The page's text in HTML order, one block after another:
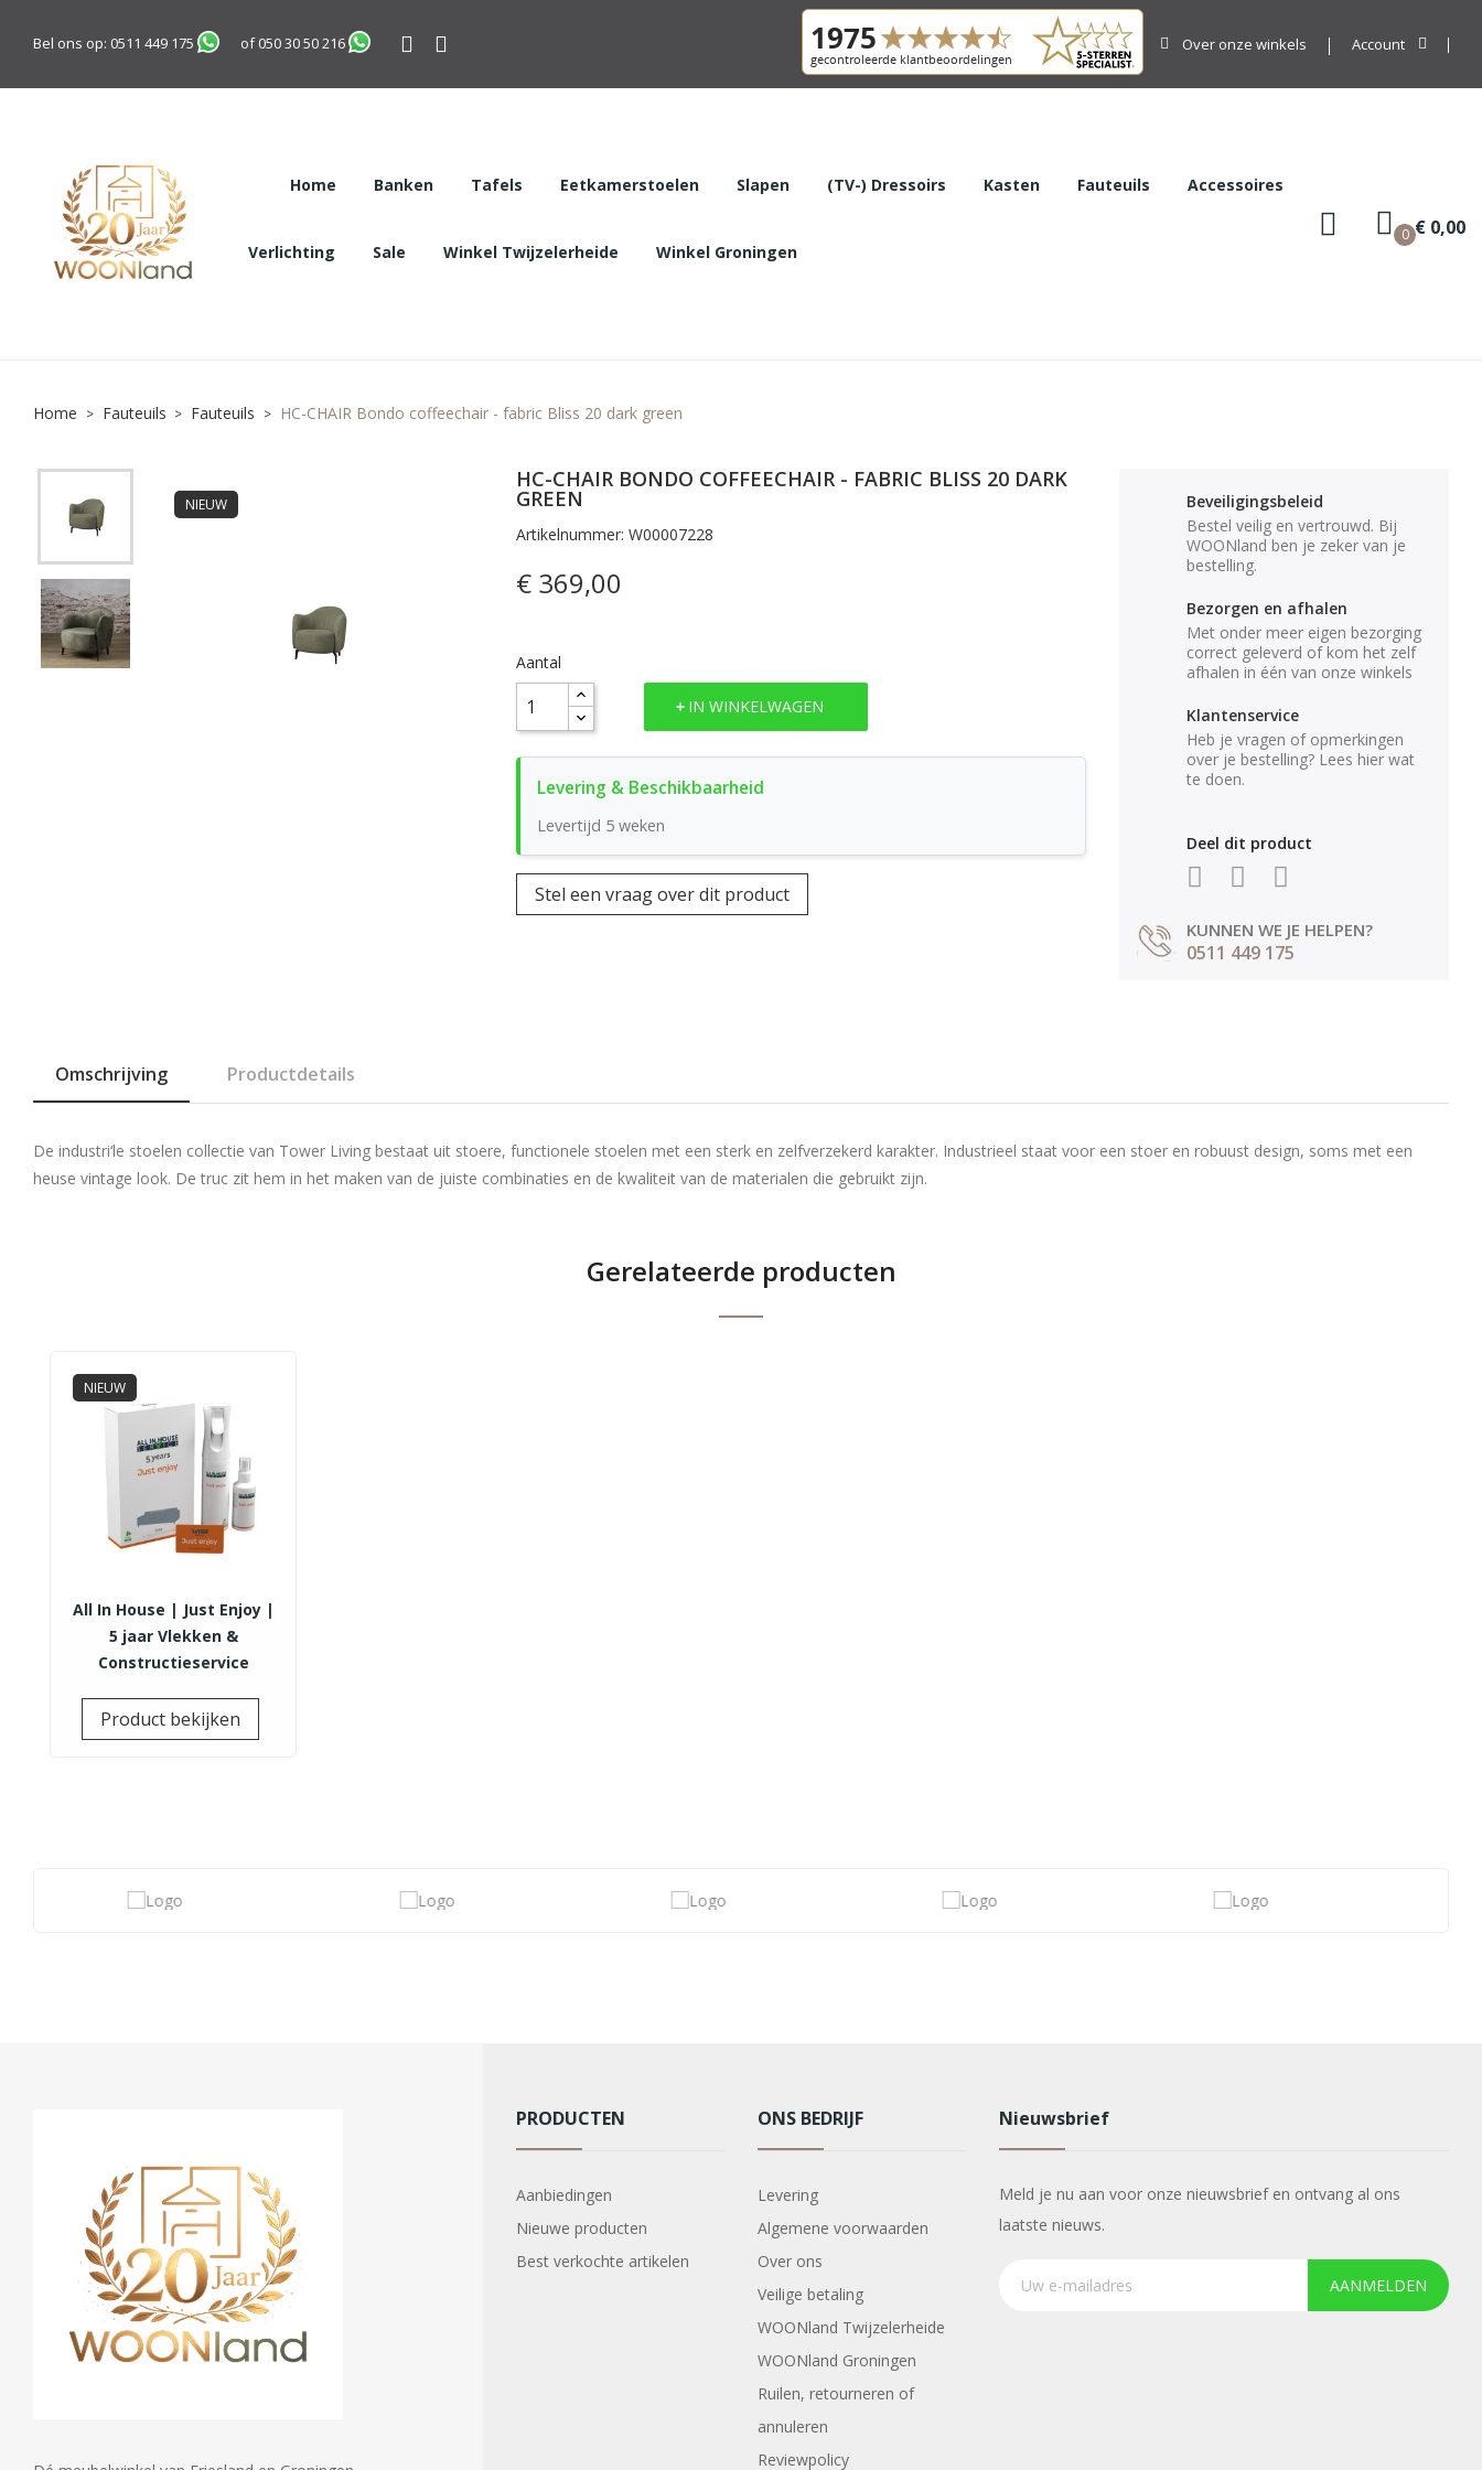
Bel ons op: 0511 449 175 of050 30 50 216 Over onze winkels Account
Home Banken Tafels Eetkamerstoelen Slapen (TV-) Dressoirs Kasten Fauteuils Accessoires
Verlichting Sale Winkel Twijzelerheide Winkel Groningen
0 € 0,00
Home Fauteuils Fauteuils HC-CHAIR Bondo coffeechair - fabric Bliss 20 dark green
NIEUW
HC-CHAIR BONDO COFFEECHAIR - FABRIC BLISS 20 DARK
GREEN
Artikelnummer: W00007228
€ 369,00
Aantal
IN WINKELWAGEN
Levertijd 5 weken
Stel een vraag over dit product
Beveiligingsbeleid
Bestel veilig en vertrouwd. Bij
WOONland ben je zeker van je
bestelling.
Bezorgen en afhalen
Met onder meer eigen bezorging
correct geleverd of kom het zelf
afhalen in één van onze winkels
Klantenservice
Heb je vragen of opmerkingen
over je bestelling? Lees hier wat
te doen.
Deel dit product
KUNNEN WE JE HELPEN?
0511 449 175
Omschrijving Productdetails
De industri‘le stoelen collectie van Tower Living bestaat uit stoere, functionele stoelen met een sterk en zelfverzekerd karakter. Industrieel staat voor een stoer en robuust design, soms met een
heuse vintage look. De truc zit hem in het maken van de juiste combinaties en de kwaliteit van de materialen die gebruikt zijn.
Gerelateerde producten
NIEUW
All In House | Just Enjoy |
5 jaar Vlekken &
Constructieservice
Product bekijken
PRODUCTEN
Aanbiedingen
Nieuwe producten
Best verkochte artikelen
ONS BEDRIJF
Levering
Algemene voorwaarden
Over ons
Veilige betaling
WOONland Twijzelerheide
WOONland Groningen
Ruilen, retourneren of
annuleren
Reviewpolicy
Nieuwsbrief
Meld je nu aan voor onze nieuwsbrief en ontvang al ons
laatste nieuws.
AANMELDEN